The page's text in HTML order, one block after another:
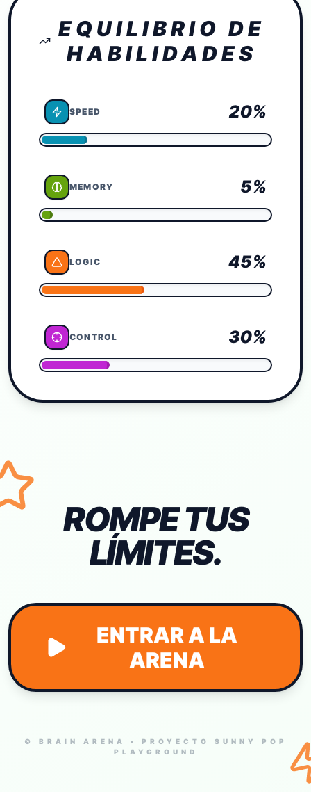
EQUILIBRIO DE
HABILIDADES
SPEED 20%
MEMORY 5%
LOGIC 45%
CONTROL 30%
ROMPE TUS
LÍMITES.
ENTRAR A LA
ARENA
© BRAIN ARENA • PROYECTO SUNNY POP
PLAYGROUND